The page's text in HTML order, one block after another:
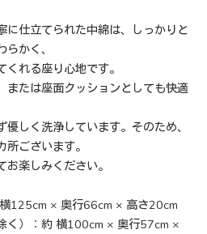
に仕立てられた中綿は、しっかりと
かく、
れる座り心地です。
または座面クッションとしても快適
しく洗浄しています。そのため、
ございます。
楽しみください。
125cm × 奥行66cm × 高さ20cm
く）：約 横100cm × 奥行57cm ×